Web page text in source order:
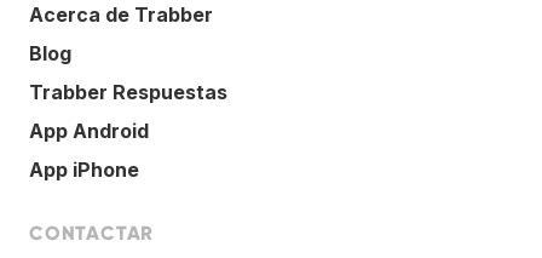
Acerca de Trabber
Blog
Trabber Respuestas
App Android
App iPhone
CONTACTAR